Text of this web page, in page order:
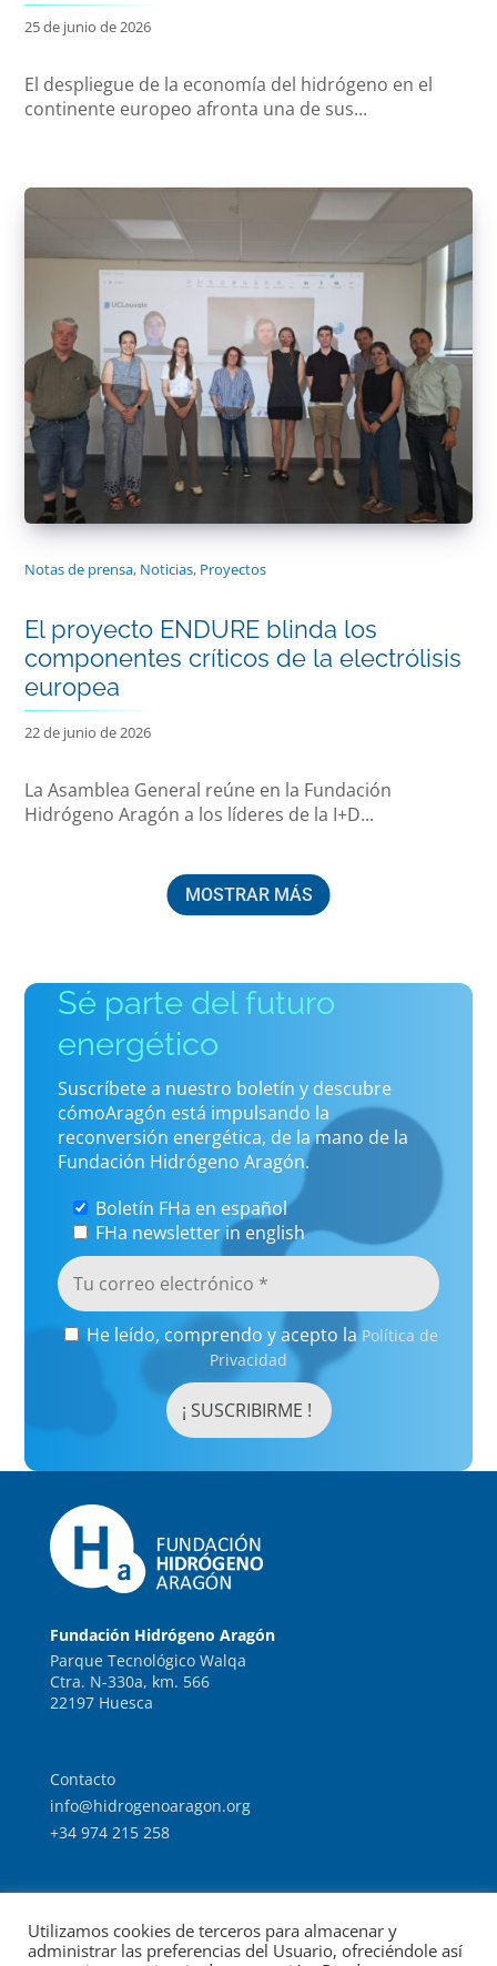
25 de junio de 2026
El despliegue de la economía del hidrógeno en el
continente europeo afronta una de sus...
Notas de prensa, Noticias, Proyectos
El proyecto ENDURE blinda los
componentes críticos de la electrólisis
europea
22 de junio de 2026
La Asamblea General reúne en la Fundación
Hidrógeno Aragón a los líderes de la I+D...
MOSTRAR MÁS
Sé parte del futuro
energético
Suscríbete a nuestro boletín y descubre
cómoAragón está impulsando la
reconversión energética, de la mano de la
Fundación Hidrógeno Aragón.
Boletín FHa en español
FHa newsletter in english
He leído, comprendo y acepto la Política de
Privacidad
Fundación Hidrógeno Aragón
Parque Tecnológico Walqa
Ctra. N-330a, km. 566
22197 Huesca
Contacto
info@hidrogenoaragon.org
+34 974 215 258
Intranet
Utilizamos cookies de terceros para almacenar y
administrar las preferencias del Usuario, ofreciéndole así